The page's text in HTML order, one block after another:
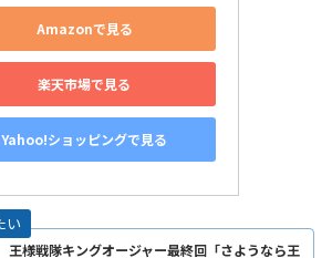
Amazonで見る
楽天市場で見る
Yahoo!ショッピングで見る
王様戦隊キングオージャー最終回「さようなら王